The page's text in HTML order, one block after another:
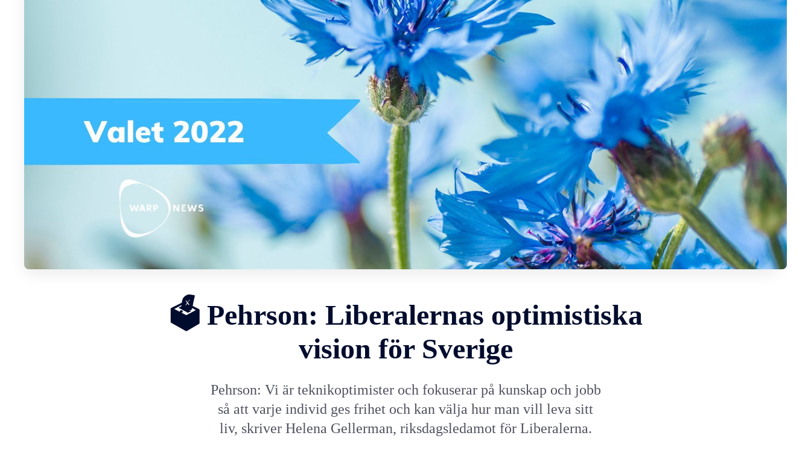
🗳️ Pehrson: Liberalernas optimistiska
vision för Sverige
Pehrson: Vi är teknikoptimister och fokuserar på kunskap och jobb
så att varje individ ges frihet och kan välja hur man vill leva sitt
liv, skriver Helena Gellerman, riksdagsledamot för Liberalerna.